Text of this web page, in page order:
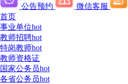
公告预约 微信客服
首页
事业单位hot
教师招聘hot
特岗教师hot
教师资格证
国家公务员hot
各省公务员hot